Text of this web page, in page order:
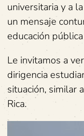
universitaria y a
un mensaje
educación
Le invitamos a
dirigencia
situación, similar
Rica.